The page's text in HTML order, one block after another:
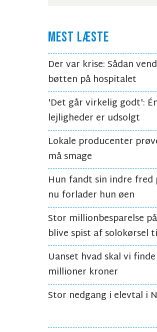
MEST LÆSTE
Der var krise: Sådan
bøtten på hospitalet
'Det går virkelig godt':
lejligheder er udsolgt
Lokale producenter
må smage
Hun fandt sin indre fred
nu forlader hun øen
Stor millionbesparelse
blive spist af solokørsel
Uanset hvad skal vi
millioner kroner
Stor nedgang i elevtal i